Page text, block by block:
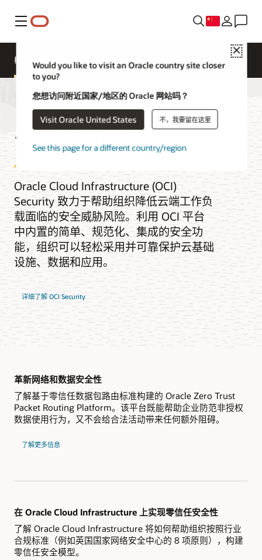
菜单
Close
Would you like to visit an Oracle country site closer
to you?
您想访问附近国家/地区的 Oracle 网站吗？
Visit Oracle United States 不，我要留在这里
See this page for a different country/region
概述 云安全服务 文档
云安全服务
Oracle Cloud Infrastructure (OCI)
Security 致力于帮助组织降低云端工作负
载面临的安全威胁风险。利用 OCI 平台
中内置的简单、规范化、集成的安全功
能，组织可以轻松采用并可靠保护云基础
设施、数据和应用。
详细了解 OCI Security
革新网络和数据安全性
了解基于零信任数据包路由标准构建的 Oracle Zero Trust
Packet Routing Platform。该平台既能帮助企业防范非授权
数据使用行为，又不会给合法活动带来任何额外阻碍。
了解更多信息
在 Oracle Cloud Infrastructure 上实现零信任安全性
了解 Oracle Cloud Infrastructure 将如何帮助组织按照行业
合规标准（例如英国国家网络安全中心的 8 项原则），构建
零信任安全模型。